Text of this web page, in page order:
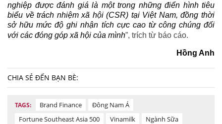
nghiệp được đánh giá là một trong những điển hình tiêu
biểu về trách nhiệm xã hội (CSR) tại Việt Nam, đồng thời
sở hữu mức độ ghi nhận tích cực cao từ công chúng đối
với các đóng góp xã hội của mình”, trích từ báo cáo.
Hồng Anh
CHIA SẺ ĐẾN BẠN BÈ:
TAGS: Brand Finance
Đông Nam Á
Fortune Southeast Asia 500
Vinamilk
Ngành Sữa